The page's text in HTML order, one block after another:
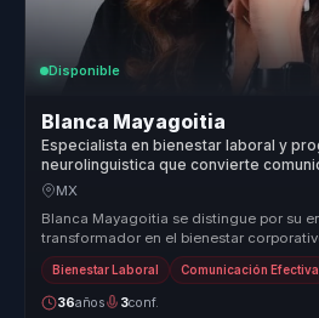
Disponible
Blanca Mayagoitia
Especialista en bienestar laboral y
neurolinguistica que convierte
emocional en colaboracion mas sana
MX
Blanca Mayagoitia se distingue por su
transformador en el bienestar
experiencia en co...
Bienestar Laboral Comunicación Efectiva
36años 3conf.